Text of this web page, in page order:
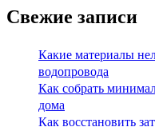
Свежие записи
Какие материалы
водопровода
Как собрать
дома
Как восстановить